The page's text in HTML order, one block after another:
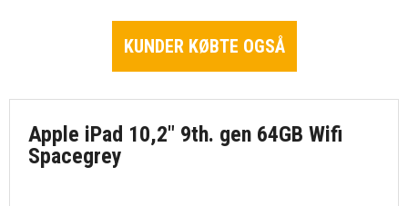
KUNDER KØBTE OGSÅ
Apple iPad 10,2" 9th. gen 64GB Wifi
Spacegrey